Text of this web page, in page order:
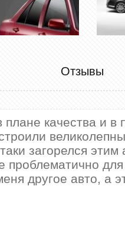
автомобиль пол
назад. Не скажу, что
из недорогих, но
того стоит. Chery
Amulet солидно
на трассе,
в расходе
Отзывы
качества и в
загорелся
проблематично
другое авто, а